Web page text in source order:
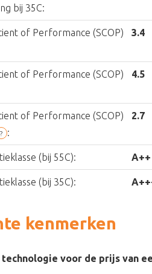
bij 35C:
of Performance (SCOP)
3.4
of Performance (SCOP)
4.5
of Performance (SCOP)
? :
2.7
(bij 55C): A++
(bij 35C):
kenmerken
voor de prijs van